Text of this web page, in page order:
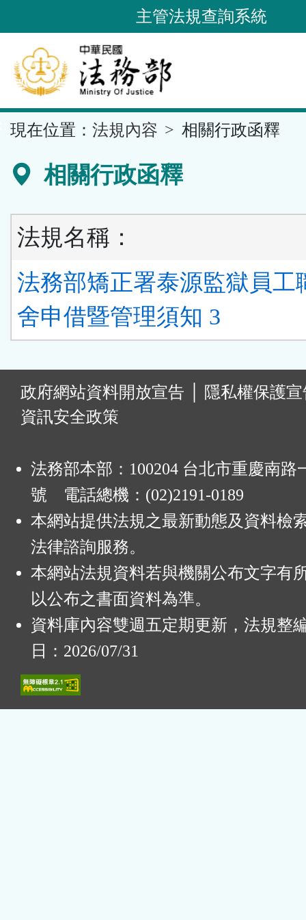
到
要
內
容
區
主管法規查詢系統
現在位置： 法規內容 相關行政函釋
相關行政函釋
法規名稱：
法務部矯正署泰源監獄員工
舍申借暨管理須知 3
政府網站資料開放宣告
隱私權保護
資訊安全政策
法務部本部：100204 台北市重慶南路
號 電話總機：(02)2191-0189
本網站提供法規之最新動態及資料檢
法律諮詢服務。
本網站法規資料若與機關公布文字有
以公布之書面資料為準。
資料庫內容雙週五定期更新，法規整
日：2026/07/31